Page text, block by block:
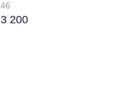
46
3 200